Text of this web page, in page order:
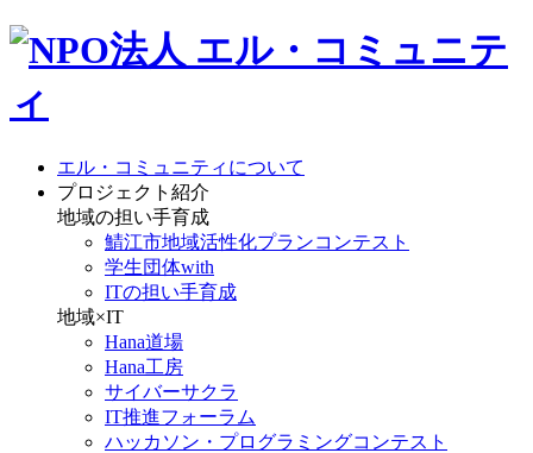
エル・コミュニティについて
プロジェクト紹介
地域の担い手育成
鯖江市地域活性化プランコンテスト
学生団体with
ITの担い手育成
地域×IT
Hana道場
Hana工房
サイバーサクラ
IT推進フォーラム
ハッカソン・プログラミングコンテスト